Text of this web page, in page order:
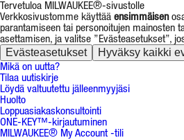
Tervetuloa MILWAUKEE®-sivustolle
Verkkosivustomme käyttää ensimmäisen
parantamiseen tai personoitujen mainosten
asettamisen, ja valitse ”Evästeasetukset”,
Evästeasetukset Hyväksy kaikki
Mikä on uutta?
Tilaa uutiskirje
Löydä valtuutettu jälleenmyyjäsi
Huolto
Loppuasiakaskonsultointi
ONE-KEY™-kirjautuminen
MILWAUKEE® My Account -tili